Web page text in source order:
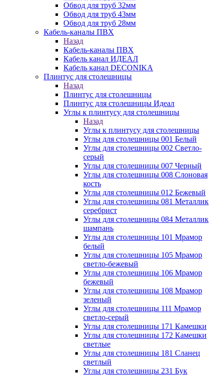
Обвод для труб 32мм
Обвод для труб 43мм
Обвод для труб 28мм
Кабель-каналы ПВХ
Назад
Кабель-каналы ПВХ
Кабель канал ИДЕАЛ
Кабель канал DECONIKA
Плинтус для столешницы
Назад
Плинтус для столешницы
Плинтус для столешницы Идеал
Углы к плинтусу для столешницы
Назад
Углы к плинтусу для столешницы
Углы для столешницы 001 Белый
Углы для столешницы 002 Светло-
серый
Углы для столешницы 007 Черный
Углы для столешницы 008 Слоновая
кость
Углы для столешницы 012 Бежевый
Углы для столешницы 081 Металлик
серебрист
Углы для столешницы 084 Металлик
шампань
Углы для столешницы 101 Мрамор
белый
Углы для столешницы 105 Мрамор
светло-бежевый
Углы для столешницы 106 Мрамор
бежевый
Углы для столешницы 108 Мрамор
зеленый
Углы для столешницы 111 Мрамор
светло-серый
Углы для столешницы 171 Камешки
Углы для столешницы 172 Камешки
светлые
Углы для столешницы 181 Сланец
светлый
Углы для столешницы 231 Бук